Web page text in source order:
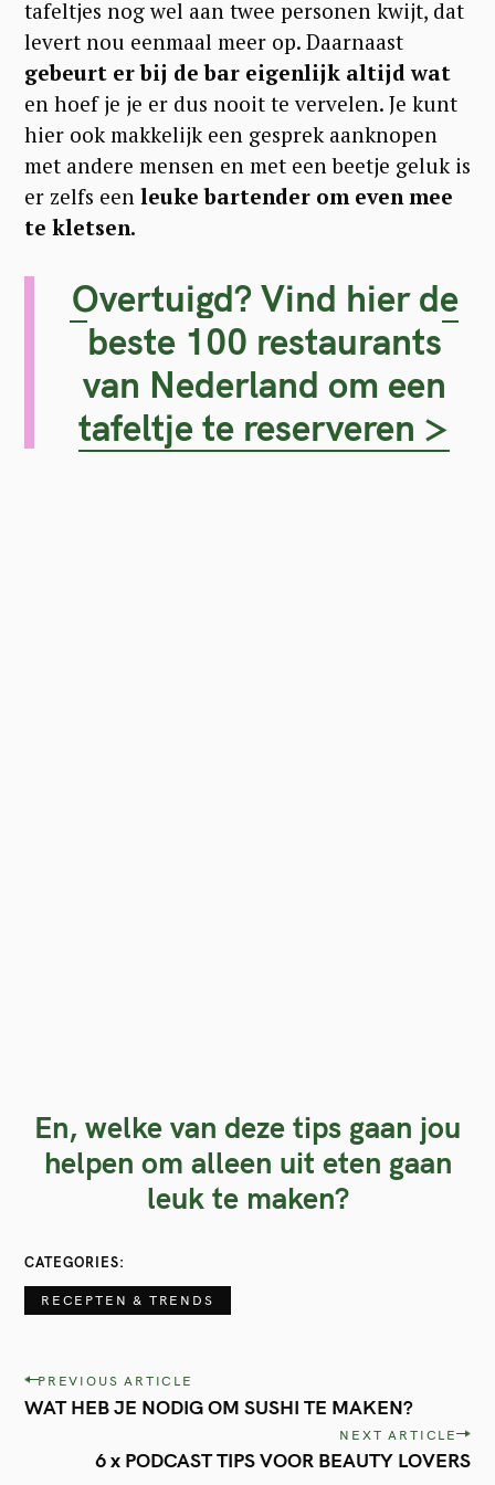
tafeltjes nog wel aan twee personen kwijt, dat
levert nou eenmaal meer op. Daarnaast
gebeurt er bij de bar eigenlijk altijd wat
en hoef je je er dus nooit te vervelen. Je kunt
hier ook makkelijk een gesprek aanknopen
met andere mensen en met een beetje geluk is
er zelfs een leuke bartender om even mee
te kletsen.
Overtuigd? Vind hier de
beste 100 restaurants
van Nederland om een
tafeltje te reserveren >
En, welke van deze tips gaan jou
helpen om alleen uit eten gaan
leuk te maken?
CATEGORIES
RECEPTEN & TRENDS
P
o
PREVIOUS ARTICLE
WAT HEB JE NODIG OM SUSHI TE MAKEN?
NEXT ARTICLE
6 x PODCAST TIPS VOOR BEAUTY LOVERS
a
r
c
h
f
o